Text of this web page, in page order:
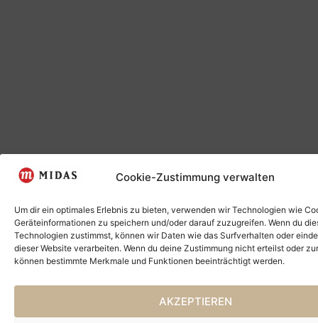
Cookie-Zustimmung verwalten
Um dir ein optimales Erlebnis zu bieten, verwenden wir Technologien wie
Geräteinformationen zu speichern und/oder darauf zuzugreifen. Wenn du
Technologien zustimmst, können wir Daten wie das Surfverhalten oder
dieser Website verarbeiten. Wenn du deine Zustimmung nicht erteilst oder
können bestimmte Merkmale und Funktionen beeinträchtigt werden.
AKZEPTIEREN